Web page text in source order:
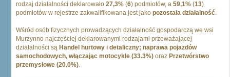
rodzaj działalności deklarowało 27,3% (6) podmiotów, a 59,1% (13)
podmiotów w rejestrze zakwalifikowana jest jako pozostała działalność.
Wśród osób fizycznych prowadzących działalność gospodarczą we wsi
Murzynno najczęściej deklarowanymi rodzajami przeważającej
działalności są Handel hurtowy i detaliczny; naprawa pojazdów
samochodowych, włączając motocykle (33.3%) oraz Przetwórstwo
przemysłowe (20.0%).